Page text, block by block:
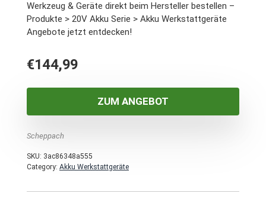
Werkzeug & Geräte direkt beim Hersteller bestellen –
Produkte > 20V Akku Serie > Akku Werkstattgeräte
Angebote jetzt entdecken!
€144,99
ZUM ANGEBOT
Scheppach
SKU: 3ac86348a555
Category: Akku Werkstattgeräte